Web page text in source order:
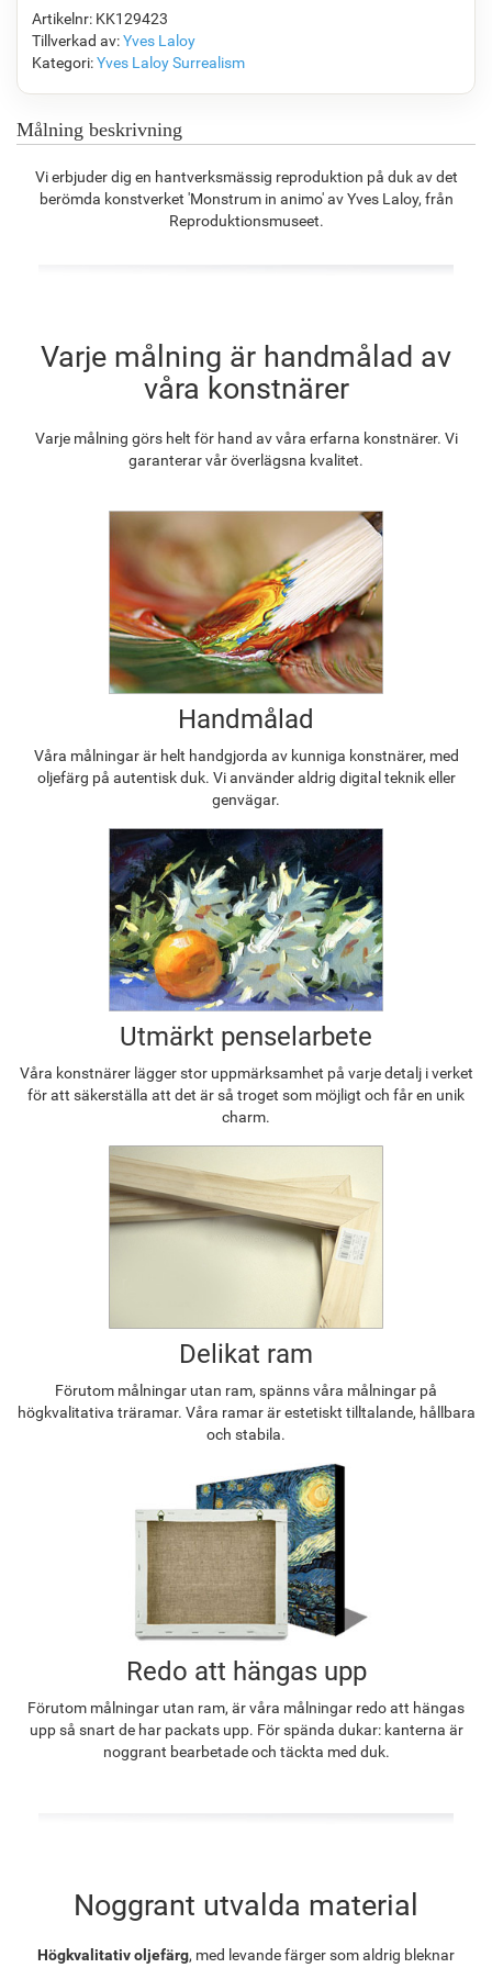
F4613-236
1 004.79kr 1 448.61kr
F6035-220
1 192.83 kr
Artikelnr: KK129423
Tillverkad av:Yves Laloy
Kategori:Yves LaloySurrealism
Målning beskrivning
Vi erbjuder dig en hantverksmässig reproduktion på duk av det
berömda konstverket 'Monstrum in animo' av Yves Laloy, från
Reproduktionsmuseet.
Varje målning är handmålad av
våra konstnärer
Varje målning görs helt för hand av våra erfarna konstnärer. Vi
garanterar vår överlägsna kvalitet.
Handmålad
Våra målningar är helt handgjorda av kunniga konstnärer, med
oljefärg på autentisk duk. Vi använder aldrig digital teknik eller
genvägar.
Utmärkt penselarbete
Våra konstnärer lägger stor uppmärksamhet på varje detalj i verket
för att säkerställa att det är så troget som möjligt och får en unik
charm.
Delikat ram
Förutom målningar utan ram, spänns våra målningar på
högkvalitativa träramar. Våra ramar är estetiskt tilltalande, hållbara
och stabila.
Redo att hängas upp
Förutom målningar utan ram, är våra målningar redo att hängas
upp så snart de har packats upp. För spända dukar: kanterna är
noggrant bearbetade och täckta med duk.
Noggrant utvalda material
Högkvalitativ oljefärg, med levande färger som aldrig bleknar